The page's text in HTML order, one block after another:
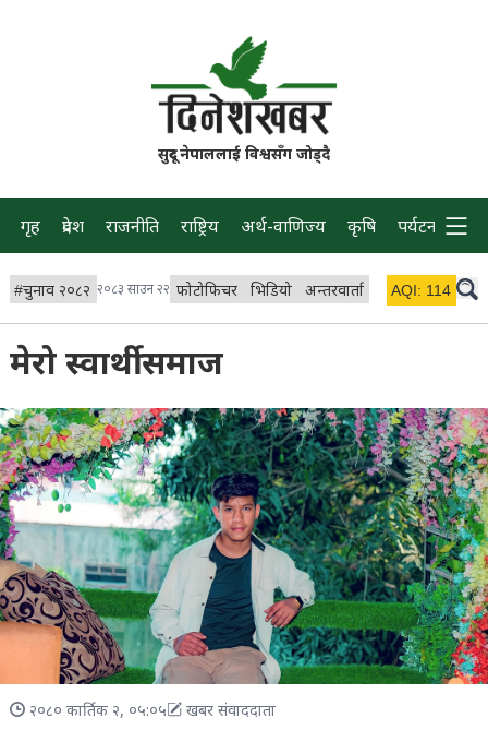
सुदूर नेपाललाई विश्वसँग जोड्दै
गृह प्रदेश राजनीति राष्ट्रिय अर्थ-वाणिज्य कृषि पर्यटन प्रवास
#चुनाव २०८२ २०८३ साउन २२ फोटोफिचर भिडियो अन्तरवार्ता विचार/ब्लग
AQI: 114
मेरो स्वार्थी समाज
२०८० कार्तिक २, ०५:०५ खबर संवाददाता